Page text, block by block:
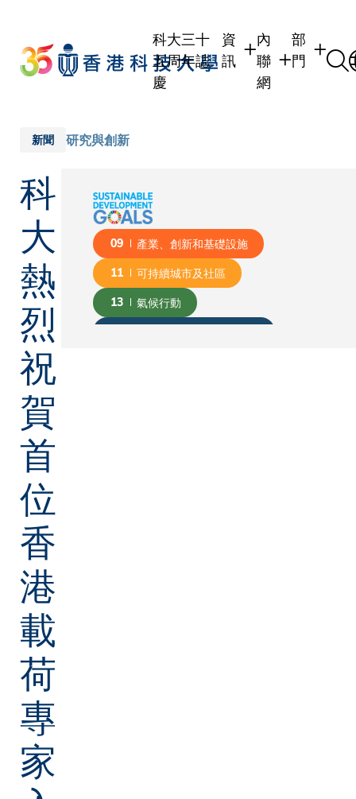
main
content
科大三十
五周年誌
慶
資
訊
內
聯
網
部
門
新聞 研究與創新
科
大
熱
烈
祝
賀
首
位
香
港
載
荷
專
家
09 產業、創新和基礎設施
11 可持續城市及社區
13 氣候行動